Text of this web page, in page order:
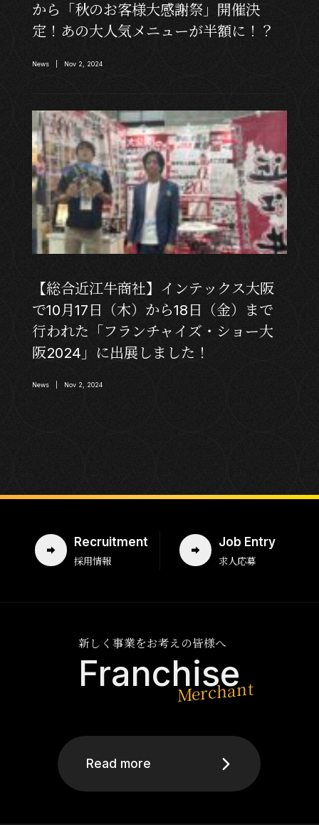
から「秋のお客様大感謝祭」開催決
定！あの大人気メニューが半額に！？
News | Nov 2, 2024
【総合近江牛商社】インテックス大阪
で10月17日（木）から18日（金）まで
行われた「フランチャイズ・ショー大
阪2024」に出展しました！
News | Nov 2, 2024
Recruitment
採用情報
Job Entry
求人応募
新しく事業をお考えの皆様へ
Franchise
Read more